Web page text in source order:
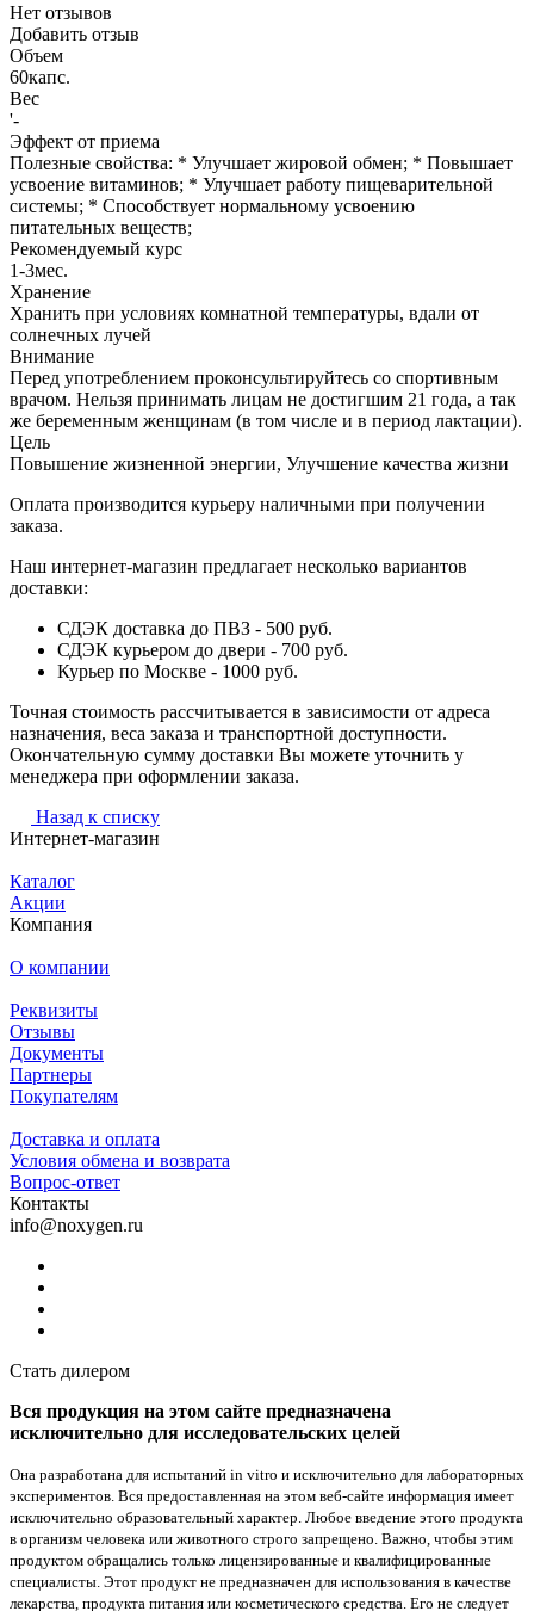
Нет отзывов
Добавить отзыв
Объем
60капс.
Вес
'-
Эффект от приема
Полезные свойства: * Улучшает жировой обмен; * Повышает
усвоение витаминов; * Улучшает работу пищеварительной
системы; * Способствует нормальному усвоению
питательных веществ;
Рекомендуемый курс
1-3мес.
Хранение
Хранить при условиях комнатной температуры, вдали от
солнечных лучей
Внимание
Перед употреблением проконсультируйтесь со спортивным
врачом. Нельзя принимать лицам не достигшим 21 года, а так
же беременным женщинам (в том числе и в период лактации).
Цель
Повышение жизненной энергии, Улучшение качества жизни
Оплата производится курьеру наличными при получении
заказа.
Наш интернет-магазин предлагает несколько вариантов
доставки:
СДЭК доставка до ПВЗ - 500 руб.
СДЭК курьером до двери - 700 руб.
Курьер по Москве - 1000 руб.
Точная стоимость рассчитывается в зависимости от адреса
назначения, веса заказа и транспортной доступности.
Окончательную сумму доставки Вы можете уточнить у
менеджера при оформлении заказа.
Назад к списку
Интернет-магазин
Каталог
Акции
Компания
О компании
Реквизиты
Отзывы
Документы
Партнеры
Покупателям
Доставка и оплата
Условия обмена и возврата
Вопрос-ответ
Контакты
info@noxygen.ru
Стать дилером
Вся продукция на этом сайте предназначена
исключительно для исследовательских целей
Она разработана для испытаний in vitro и исключительно для лабораторных
экспериментов. Вся предоставленная на этом веб-сайте информация имеет
исключительно образовательный характер. Любое введение этого продукта
в организм человека или животного строго запрещено. Важно, чтобы этим
продуктом обращались только лицензированные и квалифицированные
специалисты. Этот продукт не предназначен для использования в качестве
лекарства, продукта питания или косметического средства. Его не следует